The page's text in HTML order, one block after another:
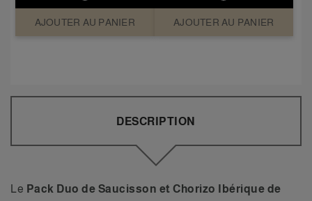
AJOUTER AU PANIER AJOUTER AU PANIER
DESCRIPTION
Le Pack Duo de Saucisson et Chorizo Ibérique de